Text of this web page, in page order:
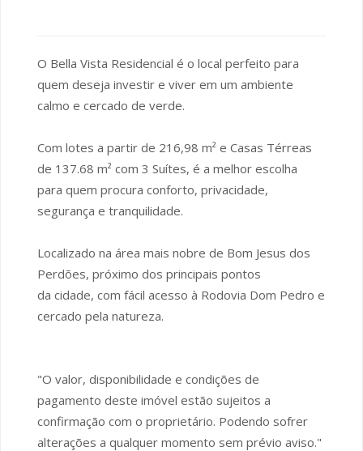
O Bella Vista Residencial é o local perfeito para
quem deseja investir e viver em um ambiente
calmo e cercado de verde.
Com lotes a partir de 216,98 m² e Casas Térreas
de 137.68 m² com 3 Suítes, é a melhor escolha
para quem procura conforto, privacidade,
segurança e tranquilidade.
Localizado na área mais nobre de Bom Jesus dos
Perdões, próximo dos principais pontos
da cidade, com fácil acesso à Rodovia Dom Pedro e
cercado pela natureza.
"O valor, disponibilidade e condições de
pagamento deste imóvel estão sujeitos a
confirmação com o proprietário. Podendo sofrer
alterações a qualquer momento sem prévio aviso."